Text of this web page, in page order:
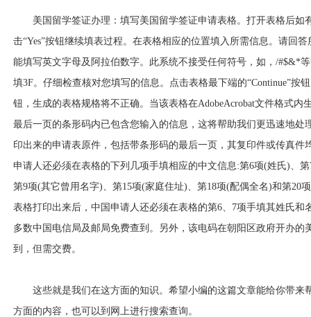
美国留学签证办理：填写美国留学签证申请表格。打开表格后如
击“Yes”按钮继续填表过程。在表格相应的位置填入所需信息。请回
能填写英文字母及阿拉伯数字。此系统不接受任何符号，如，/#$&*
填3F。仔细检查核对您填写的信息。点击表格最下端的“Continue”按
钮，生成的表格规格将不正确。当该表格在AdobeAcrobat文件格式内
最后一页的条形码内已包含您输入的信息，这将帮助我们更迅速地处
印出来的申请表原件，包括带条形码的最后一页，其复印件或传真件
申请人还必须在表格的下列几项手填相应的中文信息:第6项(姓氏)、
第9项(其它曾用名字)、第15项(家庭住址)、第18项(配偶全名)和第20
表格打印出来后，中国申请人还必须在表格的第6、7项手填其姓氏和
多数中国电信局及邮局免费查到。另外，该电码在朝阳区政府开办的
到，但需交费。
这些就是我们在这方面的知识。希望小编的这篇文章能给你带来
方面的内容，也可以到网上进行搜索查询。